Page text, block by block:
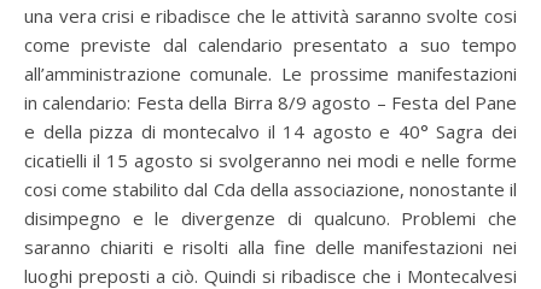
una vera crisi e ribadisce che le attività saranno svolte cosi
come previste dal calendario presentato a suo tempo
all’amministrazione comunale. Le prossime manifestazioni
in calendario: Festa della Birra 8/9 agosto – Festa del Pane
e della pizza di montecalvo il 14 agosto e 40° Sagra dei
cicatielli il 15 agosto si svolgeranno nei modi e nelle forme
cosi come stabilito dal Cda della associazione, nonostante il
disimpegno e le divergenze di qualcuno. Problemi che
saranno chiariti e risolti alla fine delle manifestazioni nei
luoghi preposti a ciò. Quindi si ribadisce che i Montecalvesi